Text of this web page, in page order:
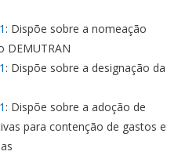
: Dispõe sobre a nomeação
DEMUTRAN
: Dispõe sobre a designação da
: Dispõe sobre a adoção de
para contenção de gastos e